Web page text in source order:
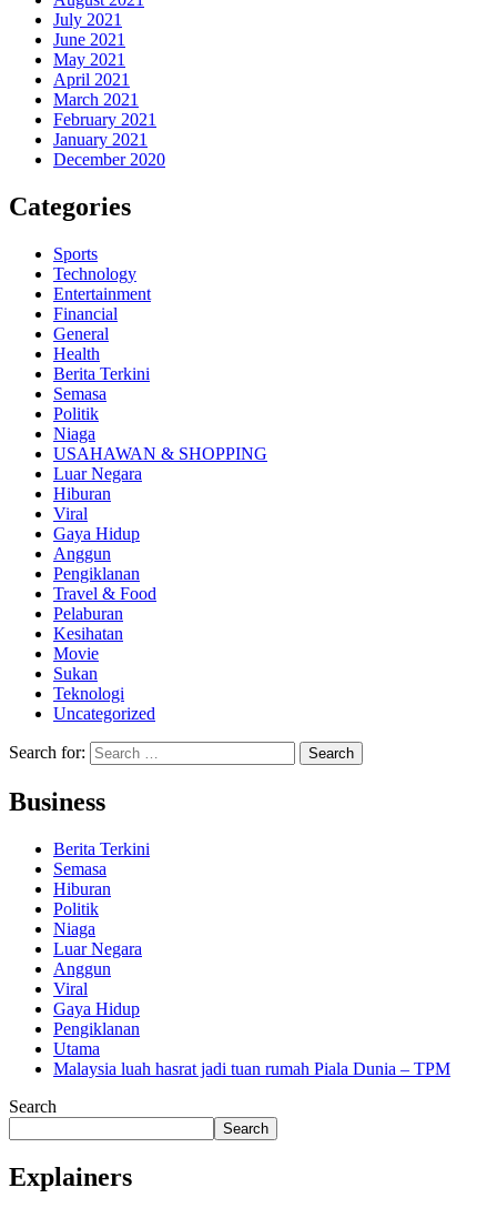
July 2021
June 2021
May 2021
April 2021
March 2021
February 2021
January 2021
December 2020
Categories
Sports
Technology
Entertainment
Financial
General
Health
Berita Terkini
Semasa
Politik
Niaga
USAHAWAN & SHOPPING
Luar Negara
Hiburan
Viral
Gaya Hidup
Anggun
Pengiklanan
Travel & Food
Pelaburan
Kesihatan
Movie
Sukan
Teknologi
Uncategorized
Search for:
Business
Berita Terkini
Semasa
Hiburan
Politik
Niaga
Luar Negara
Anggun
Viral
Gaya Hidup
Pengiklanan
Utama
Malaysia luah hasrat jadi tuan rumah Piala Dunia – TPM
Search
Search
Explainers